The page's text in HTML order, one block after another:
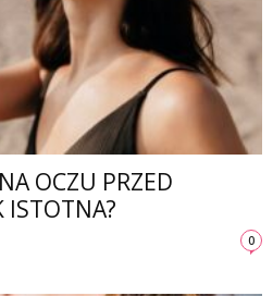
OCZU PRZED
ISTOTNA?
0